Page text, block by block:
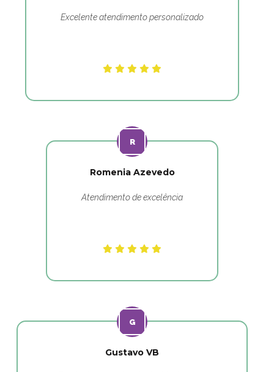
Excelente atendimento personalizado
Romenia Azevedo
Atendimento de excelência
Gustavo VB